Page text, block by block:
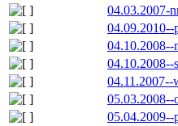
04.03.2007-
04.09.2010--
04.10.2008--
04.10.2008--
04.11.2007--
05.03.2008--
05.04.2009--